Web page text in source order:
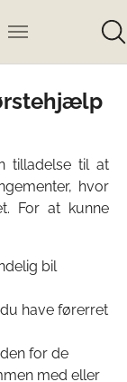
tilladelse til at
hvor
For at kunne
bil
have førerret
for de
med eller